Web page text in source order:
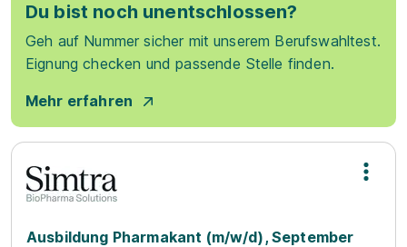
Du bist noch unentschlossen?
Geh auf Nummer sicher mit unserem Berufswahltest.
Eignung checken und passende Stelle finden.
Mehr erfahren
Ausbildung Pharmakant (m/w/d), September